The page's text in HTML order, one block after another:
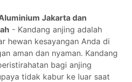
Jakarta dan
- Kandang anjing adalah
hewan kesayangan Anda di
aman dan nyaman. Kandang
bagi anjing
tidak kabur ke luar saat